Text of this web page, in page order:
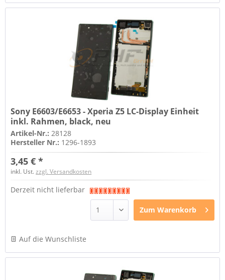
Sony E6603/E6653 - Xperia Z5 LC-Display Einheit
inkl. Rahmen, black, neu
Artikel-Nr.:28128
Hersteller Nr.: 1296-1893
3,45 € *
inkl. Ust.zzgl. Versandkosten
Derzeit nicht lieferbar
Zum Warenkorb
Auf die Wunschliste